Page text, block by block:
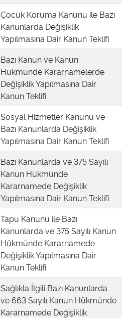
Çocuk Koruma Kanunu ile Bazı
Kanunlarda Değişiklik
Yapılmasına Dair Kanun Teklifi
Bazı Kanun ve Kanun
Hükmünde Kararnamelerde
Değişiklik Yapılmasına Dair
Kanun Teklifi
Sosyal Hizmetler Kanunu ve
Bazı Kanunlarda Değişiklik
Yapılmasına Dair Kanun Teklifi
Bazı Kanunlarda ve 375 Sayılı
Kanun Hükmünde
Kararnamede Değişiklik
Yapılmasına Dair Kanun Teklifi
Tapu Kanunu ile Bazı
Kanunlarda ve 375 Sayılı Kanun
Hükmünde Kararnamede
Değişiklik Yapılmasına Dair
Kanun Teklifi
Sağlıkla İlgili Bazı Kanunlarda
ve 663 Sayılı Kanun Hükmünde
Kararnamede Değişiklik